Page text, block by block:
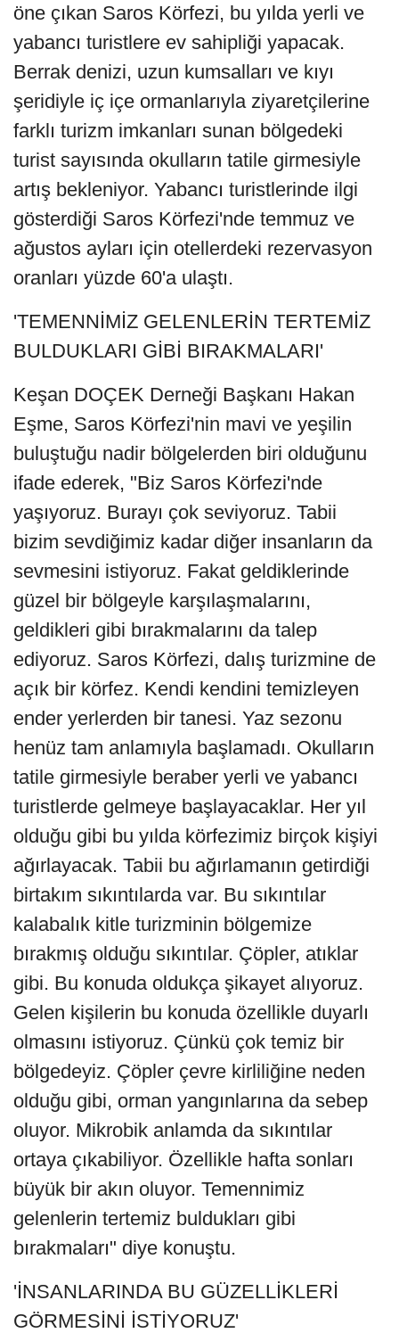
öne çıkan Saros Körfezi, bu yılda yerli ve
yabancı turistlere ev sahipliği yapacak.
Berrak denizi, uzun kumsalları ve kıyı
şeridiyle iç içe ormanlarıyla ziyaretçilerine
farklı turizm imkanları sunan bölgedeki
turist sayısında okulların tatile girmesiyle
artış bekleniyor. Yabancı turistlerinde ilgi
gösterdiği Saros Körfezi'nde temmuz ve
ağustos ayları için otellerdeki rezervasyon
oranları yüzde 60'a ulaştı.
'TEMENNİMİZ GELENLERİN TERTEMİZ
BULDUKLARI GİBİ BIRAKMALARI'
Keşan DOÇEK Derneği Başkanı Hakan
Eşme, Saros Körfezi'nin mavi ve yeşilin
buluştuğu nadir bölgelerden biri olduğunu
ifade ederek, "Biz Saros Körfezi'nde
yaşıyoruz. Burayı çok seviyoruz. Tabii
bizim sevdiğimiz kadar diğer insanların da
sevmesini istiyoruz. Fakat geldiklerinde
güzel bir bölgeyle karşılaşmalarını,
geldikleri gibi bırakmalarını da talep
ediyoruz. Saros Körfezi, dalış turizmine de
açık bir körfez. Kendi kendini temizleyen
ender yerlerden bir tanesi. Yaz sezonu
henüz tam anlamıyla başlamadı. Okulların
tatile girmesiyle beraber yerli ve yabancı
turistlerde gelmeye başlayacaklar. Her yıl
olduğu gibi bu yılda körfezimiz birçok kişiyi
ağırlayacak. Tabii bu ağırlamanın getirdiği
birtakım sıkıntılarda var. Bu sıkıntılar
kalabalık kitle turizminin bölgemize
bırakmış olduğu sıkıntılar. Çöpler, atıklar
gibi. Bu konuda oldukça şikayet alıyoruz.
Gelen kişilerin bu konuda özellikle duyarlı
olmasını istiyoruz. Çünkü çok temiz bir
bölgedeyiz. Çöpler çevre kirliliğine neden
olduğu gibi, orman yangınlarına da sebep
oluyor. Mikrobik anlamda da sıkıntılar
ortaya çıkabiliyor. Özellikle hafta sonları
büyük bir akın oluyor. Temennimiz
gelenlerin tertemiz buldukları gibi
bırakmaları" diye konuştu.
'İNSANLARINDA BU GÜZELLİKLERİ
GÖRMESİNİ İSTİYORUZ'